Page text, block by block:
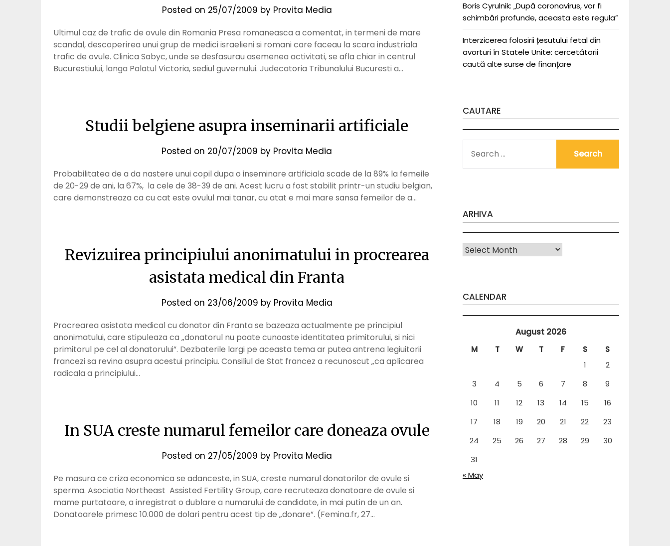
Posted on 25/07/2009 by Provita Media
Ultimul caz de trafic de ovule din Romania Presa romaneasca a comentat, in termeni de mare
scandal, descoperirea unui grup de medici israelieni si romani care faceau la scara industriala
trafic de ovule. Clinica Sabyc, unde se desfasurau asemenea activitati, se afla chiar in centrul
Bucurestiului, langa Palatul Victoria, sediul guvernului. Judecatoria Tribunalului Bucuresti a…
Studii belgiene asupra inseminarii artificiale
Posted on 20/07/2009 by Provita Media
Probabilitatea de a da nastere unui copil dupa o inseminare artificiala scade de la 89% la femeile
de 20-29 de ani, la 67%, la cele de 38-39 de ani. Acest lucru a fost stabilit printr-un studiu belgian,
care demonstreaza ca cu cat este ovulul mai tanar, cu atat e mai mare sansa femeilor de a…
Revizuirea principiului anonimatului in procrearea
asistata medical din Franta
Posted on 23/06/2009 by Provita Media
Procrearea asistata medical cu donator din Franta se bazeaza actualmente pe principiul
anonimatului, care stipuleaza ca „donatorul nu poate cunoaste identitatea primitorului, si nici
primitorul pe cel al donatorului”. Dezbaterile largi pe aceasta tema ar putea antrena legiuitorii
francezi sa revina asupra acestui principiu. Consiliul de Stat francez a recunoscut „ca aplicarea
radicala a principiului…
In SUA creste numarul femeilor care doneaza ovule
Posted on 27/05/2009 by Provita Media
Pe masura ce criza economica se adanceste, in SUA, creste numarul donatorilor de ovule si
sperma. Asociatia Northeast Assisted Fertility Group, care recruteaza donatoare de ovule si
mame purtatoare, a inregistrat o dublare a numarului de candidate, in mai putin de un an.
Donatoarele primesc 10.000 de dolari pentru acest tip de „donare”. (Femina.fr, 27…
Boris Cyrulnik: „După coronavirus, vor fi
schimbări profunde, aceasta este regula”
Interzicerea folosirii țesutului fetal din
avorturi în Statele Unite: cercetătorii
caută alte surse de finanțare
CAUTARE
FOR:
ARHIVA
Arhiva
CALENDAR
August 2026
M T W T F S
S
1
2
3
4 5 6 7 8
9
10
11 12 13 14 15
16
17
18 19 20 21 22
23
24
25 26 27 28 29
30
31
« May